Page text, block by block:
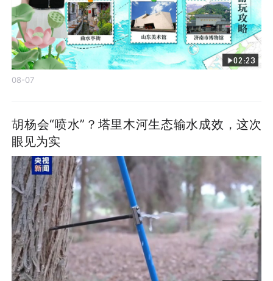
02:23
08-07
胡杨会“喷水”？塔里木河生态输水成效，这次
眼见为实